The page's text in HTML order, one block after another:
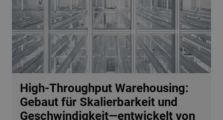
High-Throughput Warehousing:
Gebaut für Skalierbarkeit und
Geschwindigkeit—entwickelt von